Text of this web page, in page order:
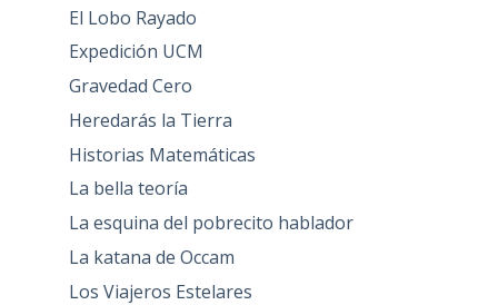
El Lobo Rayado
Expedición UCM
Gravedad Cero
Heredarás la Tierra
Historias Matemáticas
La bella teoría
La esquina del pobrecito hablador
La katana de Occam
Los Viajeros Estelares